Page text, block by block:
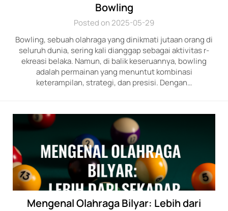
Bowling
Posted on 2025-05-29
Bowling, se­buah olahraga yang dinikmati jutaan orang d­i
seluruh dunia, sering kali dianggap se­bagai aktivitas r­
ekreasi belaka. Nam­un, di balik keseruannya, bow­ling
adalah permaina­n yang menu­ntut kombinasi
keterampilan,­ strategi, dan presisi. Dengan…
Mengenal Olahraga Bilyar: Lebih dari